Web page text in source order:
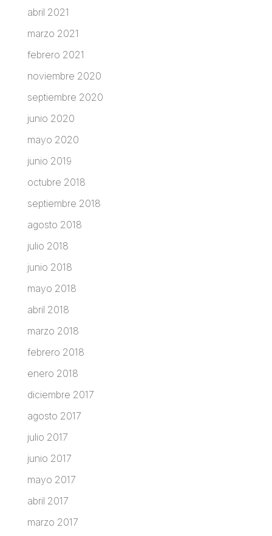
abril 2021
marzo 2021
febrero 2021
noviembre 2020
septiembre 2020
junio 2020
mayo 2020
junio 2019
octubre 2018
septiembre 2018
agosto 2018
julio 2018
junio 2018
mayo 2018
abril 2018
marzo 2018
febrero 2018
enero 2018
diciembre 2017
agosto 2017
julio 2017
junio 2017
mayo 2017
abril 2017
marzo 2017